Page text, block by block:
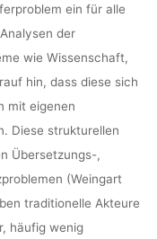
ein für alle
der
wie Wissenschaft,
hin, dass diese sich
mit eigenen
Diese strukturellen
Übersetzungs-,
(Weingart
traditionelle Akteure
häufig wenig